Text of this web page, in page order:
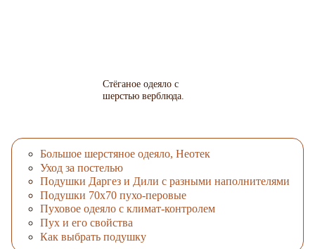
Стёганое одеяло с
шерстью верблюда.
Большое шерстяное одеяло, Неотек
Уход за постелью
Подушки Даргез и Дили с разными наполнителями
Подушки 70х70 пухо-перовые
Пуховое одеяло с климат-контролем
Пух и его свойства
Как выбрать подушку